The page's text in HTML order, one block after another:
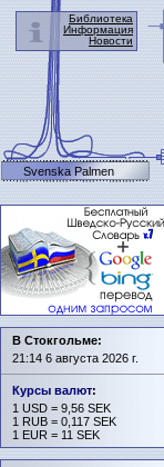
Библиотека
Информация
Новости
Svenska Palmen
В Стокгольме:
21:14 6 августа 2026 г.
Курсы валют:
1 USD = 9,56 SEK
1 RUB = 0,117 SEK
1 EUR = 11 SEK